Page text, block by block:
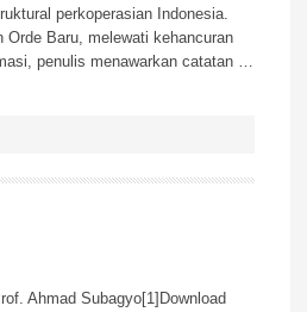
perkoperasian Indonesia.
Orde Baru, melewati kehancuran
penulis menawarkan catatan …
Ahmad Subagyo[1]Download